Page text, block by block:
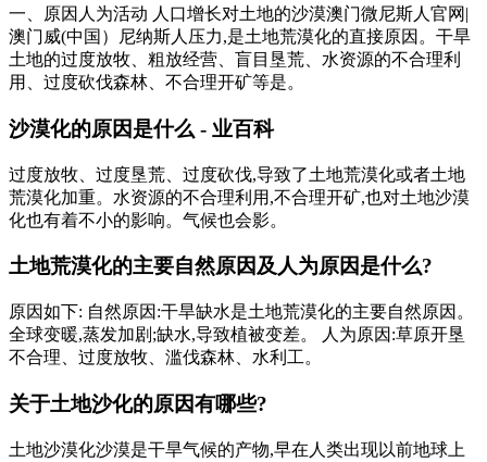
一、原因人为活动 人口增长对土地的沙漠澳门微尼斯人官网|
澳门威(中国）尼纳斯人压力,是土地荒漠化的直接原因。干旱
土地的过度放牧、粗放经营、盲目垦荒、水资源的不合理利
用、过度砍伐森林、不合理开矿等是。
沙漠化的原因是什么 - 业百科
过度放牧、过度垦荒、过度砍伐,导致了土地荒漠化或者土地
荒漠化加重。水资源的不合理利用,不合理开矿,也对土地沙漠
化也有着不小的影响。气候也会影。
土地荒漠化的主要自然原因及人为原因是什么?
原因如下: 自然原因:干旱缺水是土地荒漠化的主要自然原因。
全球变暖,蒸发加剧;缺水,导致植被变差。 人为原因:草原开垦
不合理、过度放牧、滥伐森林、水利工。
关于土地沙化的原因有哪些?
土地沙漠化沙漠是干旱气候的产物,早在人类出现以前地球上